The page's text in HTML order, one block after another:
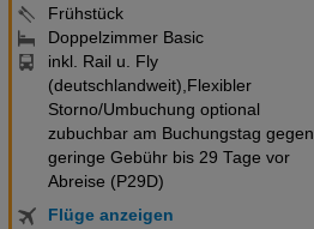
Frühstück
Doppelzimmer Basic
inkl. Rail u. Fly
(deutschlandweit),Flexibler
Storno/Umbuchung optional
zubuchbar am Buchungstag gegen
geringe Gebühr bis 29 Tage vor
Abreise (P29D)
Flüge anzeigen